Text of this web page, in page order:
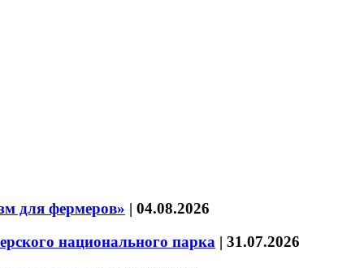
для фермеров» | 04.08.2026
национального парка | 31.07.2026